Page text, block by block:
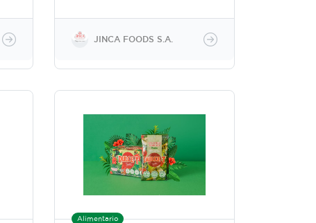
que el azúcar de mesa. Cero
calorías Con Stevia Sin
sabor amargo Keto 100%
Apta para hornear
JINCA FOODS S.A.
Alimentario